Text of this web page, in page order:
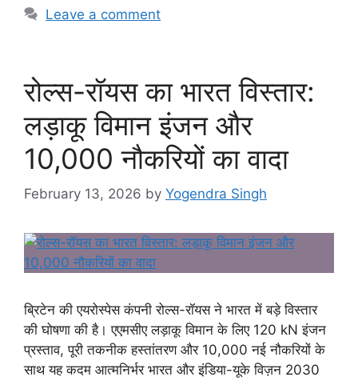
Leave a comment
रोल्स-रॉयस का भारत विस्तार:
लड़ाकू विमान इंजन और
10,000 नौकरियों का वादा
February 13, 2026 by Yogendra Singh
ब्रिटेन की एयरोस्पेस कंपनी रोल्स-रॉयस ने भारत में बड़े विस्तार
की घोषणा की है। एएमसीए लड़ाकू विमान के लिए 120 kN इंजन
प्रस्ताव, पूरी तकनीक हस्तांतरण और 10,000 नई नौकरियों के
साथ यह कदम आत्मनिर्भर भारत और इंडिया-यूके विज़न 2030